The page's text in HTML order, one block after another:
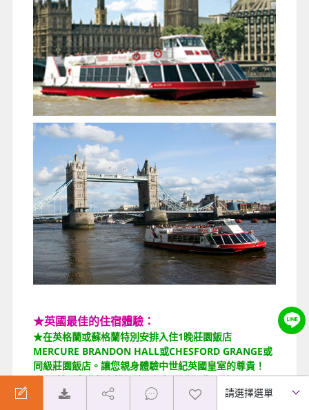
★英國最佳的住宿體驗：
★在英格蘭或蘇格蘭特別安排入住1晚莊園飯店
MERCURE BRANDON HALL或CHESFORD GRANGE或
同級莊園飯店。讓您親身體驗中世紀英國皇室的尊貴！
(如遇莊園客滿將安排其他同級飯店或退費10鎊)
★倫敦最後2晚市區安排或市區同等級，讓您擁有最優質